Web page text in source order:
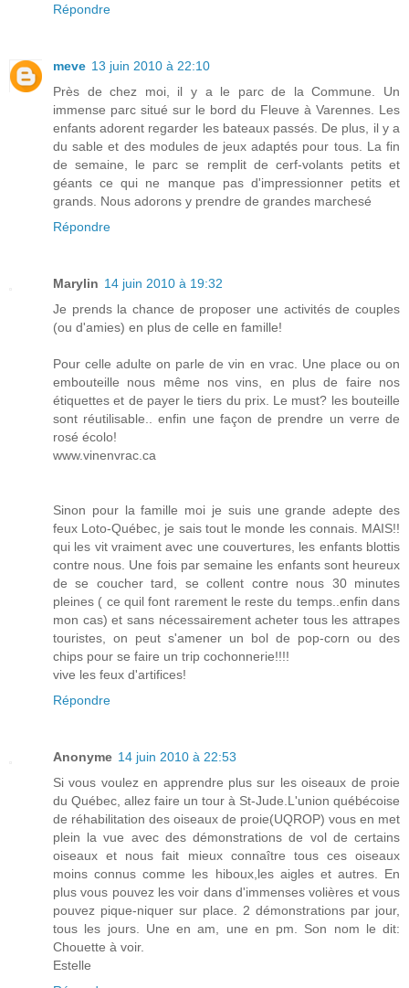
Répondre
meve 13 juin 2010 à 22:10
Près de chez moi, il y a le parc de la Commune. Un
immense parc situé sur le bord du Fleuve à Varennes. Les
enfants adorent regarder les bateaux passés. De plus, il y a
du sable et des modules de jeux adaptés pour tous. La fin
de semaine, le parc se remplit de cerf-volants petits et
géants ce qui ne manque pas d'impressionner petits et
grands. Nous adorons y prendre de grandes marchesé
Répondre
Marylin 14 juin 2010 à 19:32
Je prends la chance de proposer une activités de couples
(ou d'amies) en plus de celle en famille!
Pour celle adulte on parle de vin en vrac. Une place ou on
embouteille nous même nos vins, en plus de faire nos
étiquettes et de payer le tiers du prix. Le must? les bouteille
sont réutilisable.. enfin une façon de prendre un verre de
rosé écolo!
www.vinenvrac.ca
Sinon pour la famille moi je suis une grande adepte des
feux Loto-Québec, je sais tout le monde les connais. MAIS!!
qui les vit vraiment avec une couvertures, les enfants blottis
contre nous. Une fois par semaine les enfants sont heureux
de se coucher tard, se collent contre nous 30 minutes
pleines ( ce quil font rarement le reste du temps..enfin dans
mon cas) et sans nécessairement acheter tous les attrapes
touristes, on peut s'amener un bol de pop-corn ou des
chips pour se faire un trip cochonnerie!!!!
vive les feux d'artifices!
Répondre
Anonyme 14 juin 2010 à 22:53
Si vous voulez en apprendre plus sur les oiseaux de proie
du Québec, allez faire un tour à St-Jude.L'union québécoise
de réhabilitation des oiseaux de proie(UQROP) vous en met
plein la vue avec des démonstrations de vol de certains
oiseaux et nous fait mieux connaître tous ces oiseaux
moins connus comme les hiboux,les aigles et autres. En
plus vous pouvez les voir dans d'immenses volières et vous
pouvez pique-niquer sur place. 2 démonstrations par jour,
tous les jours. Une en am, une en pm. Son nom le dit:
Chouette à voir.
Estelle